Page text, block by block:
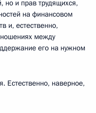
но и прав трудящихся,
на финансовом
и, естественно,
между
его на нужном
Естественно, наверное,